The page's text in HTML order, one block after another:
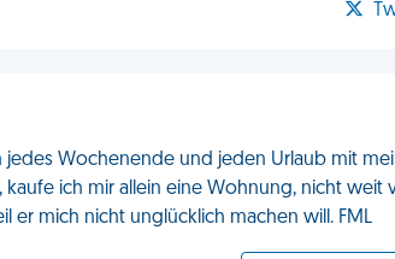
Wochenende und jeden Urlaub mit
ich mir allein eine Wohnung, nicht weit
er mich nicht unglücklich machen will. FML